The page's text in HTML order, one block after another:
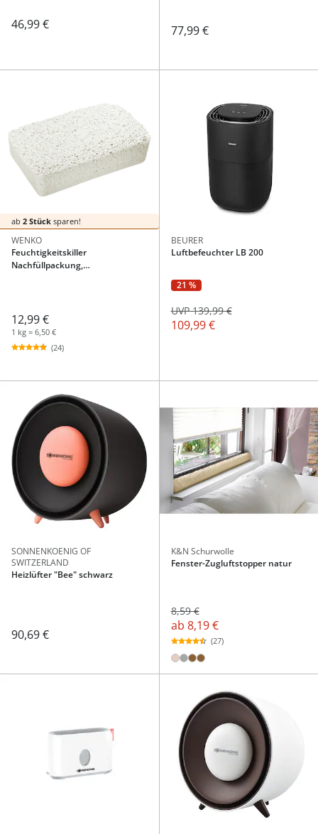
46,99 € 77,99 €
ab 2 Stück sparen!
WENKO
Feuchtigkeitskiller
Nachfüllpackung,
12,99 €
1 kg = 6,50 €
(24)
BEURER
Luftbefeuchter LB 200
21 %
109,99 €
UVP 139,99 €
SONNENKOENIG OF
SWITZERLAND
Heizlüfter "Bee" schwarz
90,69 €
K&N Schurwolle
Fenster-Zugluftstopper natur
8,59 €
ab 8,19 €
(27)